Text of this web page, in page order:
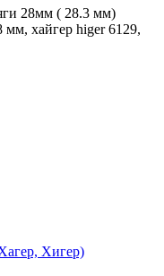
28мм ( 28.3 мм)
хайгер higer 6129,
Хигер)